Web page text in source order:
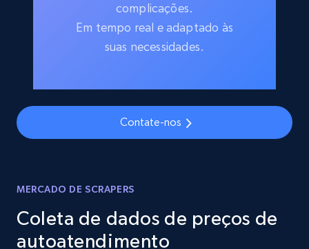
complicações.
Em tempo real e adaptado às
suas necessidades.
Contate-nos
MERCADO DE SCRAPERS
Coleta de dados de preços de
autoatendimento